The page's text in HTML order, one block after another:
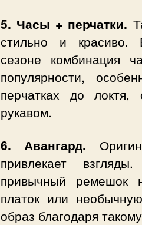
5. Часы + перчатки.
стильно и красиво.
сезоне комбинация
популярности,
перчатках до
рукавом.
6. Авангард.
привлекает
привычный ремешок
платок или
образ благодаря